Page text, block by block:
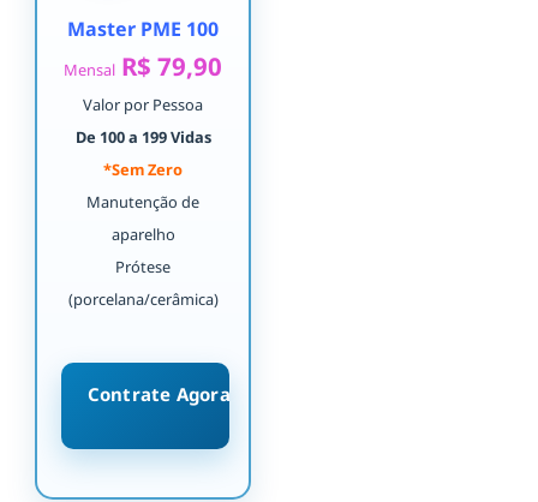
Master PME 100
Mensal R$ 79,90
Valor por Pessoa
De 100 a 199 Vidas
*Sem Zero
Manutenção de
aparelho
Prótese
(porcelana/cerâmica)
Contrate Agora